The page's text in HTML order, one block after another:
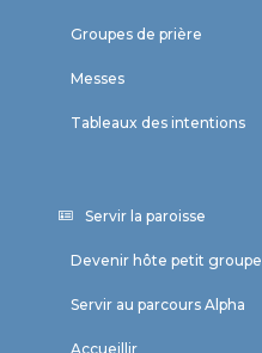
Groupes de prière
Messes
Tableaux des intentions
Servir la paroisse
Devenir hôte petit groupe
Servir au parcours Alpha
Accueillir